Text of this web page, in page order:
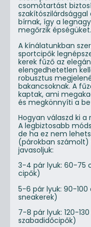
csomótartást
bírnak, így a
megőrzik épségüket.
A kínálatunkban
sportcipők
kerek fűző az
elengedhetetlen
robusztus
bakancsoknak. A
kaptak, ami
és megkönnyíti a
Hogyan válaszd ki
A legbiztosabb
de ha ez nem
(párokban számolt)
javasoljuk:
3-4 pár lyuk: 60-75
cipők)
5-6 pár lyuk: 90-
sneakerek)
7-8 pár lyuk: 120-
szabadidőcipők)